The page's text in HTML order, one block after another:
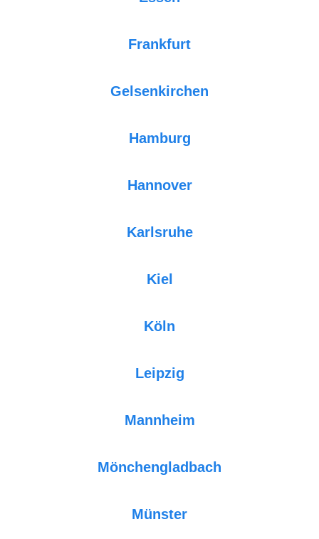
Frankfurt
Gelsenkirchen
Hamburg
Hannover
Karlsruhe
Kiel
Köln
Leipzig
Mannheim
Mönchengladbach
Münster